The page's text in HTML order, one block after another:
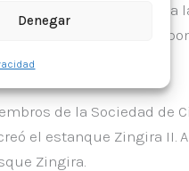
Denegar
el jueves 1 de febrero, a
bosque Zingira. Los
de la Sociedad de
el estanque Zingira II.
Zingira.